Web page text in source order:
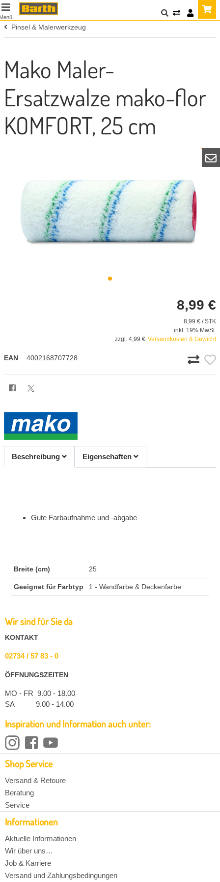
Pinsel & Malerwerkzeug
Mako Maler-
Ersatzwalze mako-flor
KOMFORT, 25 cm
8,99 €
8,99 € / STK
inkl. 19% MwSt.
zzgl. 4,99 € Versandkosten & Gewicht
EAN 4002168707728
Beschreibung Eigenschaften
Gute Farbaufnahme und -abgabe
Breite (cm) 25
Geeignet für Farbtyp 1 - Wandfarbe & Deckenfarbe
Wir sind für Sie da
KONTAKT
02734 / 57 83 - 0
ÖFFNUNGSZEITEN
MO - FR 9.00 - 18.00
SA 9.00 - 14.00
Inspiration und Information auch unter:
Shop Service
Versand & Retoure
Beratung
Service
Informationen
Aktuelle Informationen
Wir über uns…
Job & Karriere
Versand und Zahlungsbedingungen